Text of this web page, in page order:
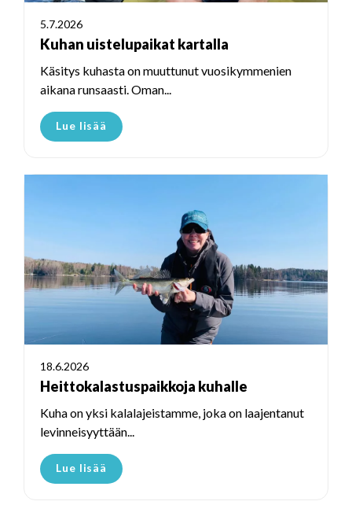
5.7.2026
Kuhan uistelupaikat kartalla
Käsitys kuhasta on muuttunut vuosikymmenien
aikana runsaasti. Oman...
Lue lisää
18.6.2026
Heittokalastuspaikkoja kuhalle
Kuha on yksi kalalajeistamme, joka on laajentanut
levinneisyyttään...
Lue lisää